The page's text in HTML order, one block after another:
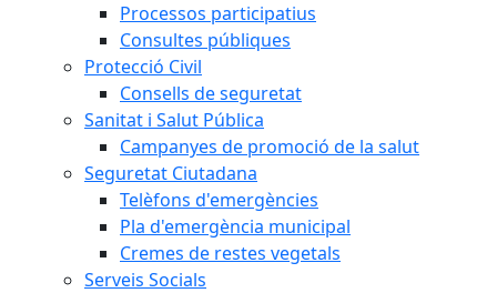
Processos participatius
Consultes públiques
Protecció Civil
Consells de seguretat
Sanitat i Salut Pública
Campanyes de promoció de la salut
Seguretat Ciutadana
Telèfons d'emergències
Pla d'emergència municipal
Cremes de restes vegetals
Serveis Socials